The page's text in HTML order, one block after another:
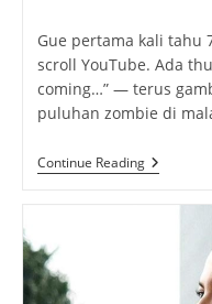
Gue pertama kali tahu
scroll YouTube. Ada
coming…” — terus
puluhan zombie di
Continue Reading7
Days